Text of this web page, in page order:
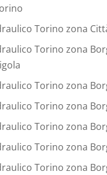
Torino zona
Torino zona
Torino zona
Torino zona
Torino zona
Torino zona
Torino zona